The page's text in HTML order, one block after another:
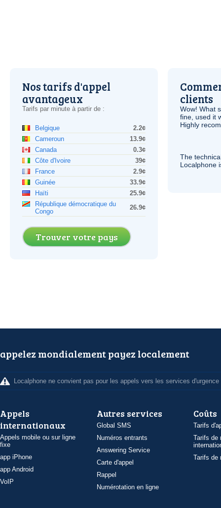
Nos tarifs d'appel
avantageux
Tarifs par minute à partir de :
Belgique
2.2¢
Cameroun
13.9¢
Canada
0.3¢
Côte d'Ivoire
39¢
France
2.9¢
Guinée
33.9¢
Haïti
25.9¢
République démocratique du
Congo
26.9¢
Trouver votre pays
clients
Wow! What
fine, used it
Highly
The
Localphone
appelez mondialement payez localement
Localphone ne convient pas pour les appels vers les services d'urgence
Appels
internationaux
Appels mobile ou sur ligne
fixe
app iPhone
app Android
VoIP
Autres services
Global SMS
Numéros entrants
Answering Service
Carte d'appel
Rappel
Numérotation en ligne
Coûts
Tarifs
Tarifs de
Tarifs de